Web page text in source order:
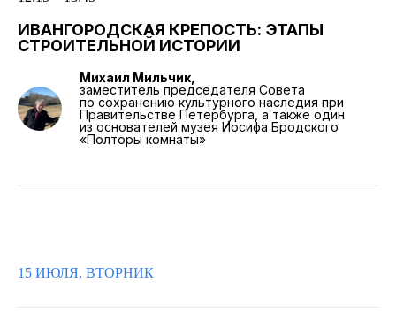
ИВАНГОРОДСКАЯ КРЕПОСТЬ: ЭТАПЫ
СТРОИТЕЛЬНОЙ ИСТОРИИ
Михаил Мильчик,
заместитель председателя Совета
по сохранению культурного наследия при
Правительстве Петербурга, а также один
из основателей музея Иосифа Бродского
«Полторы комнаты»
15 ИЮЛЯ, ВТОРНИК